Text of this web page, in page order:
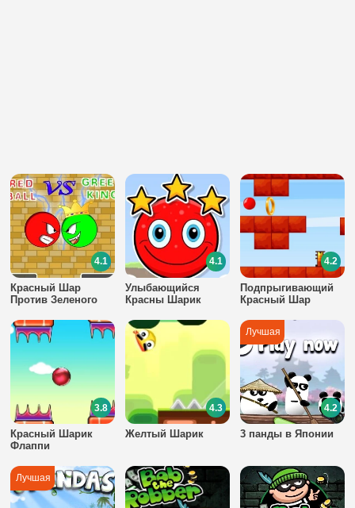
Красный Шар
Против Зеленого
4.1
Улыбающийся
Красны Шарик
4.1
Подпрыгивающий
Красный Шар
4.2
Красный Шарик
Флаппи
3.8
Желтый Шарик
4.3
3 панды в Японии
4.2